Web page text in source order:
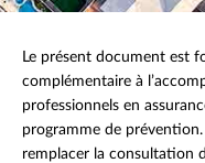
Le présent document est
complémentaire à
professionnels en
programme de
remplacer la consultation